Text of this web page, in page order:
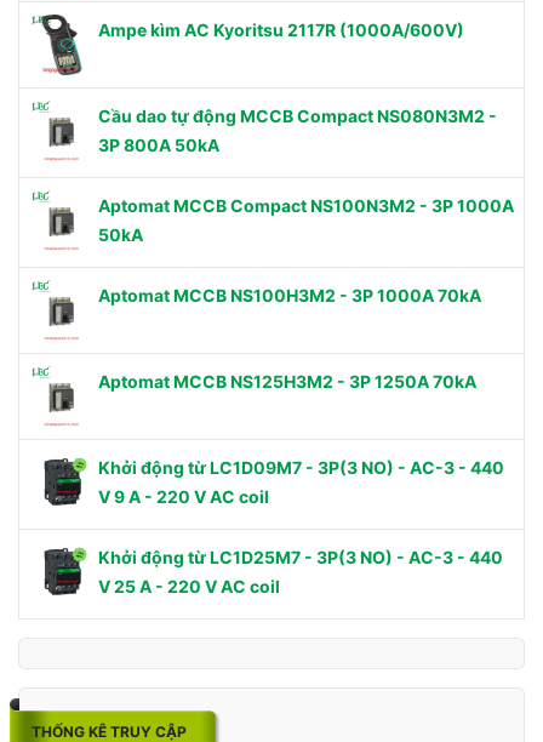
Ampe kìm AC Kyoritsu 2117R (1000A/600V)
Cầu dao tự động MCCB Compact NS080N3M2 -
3P 800A 50kA
Aptomat MCCB Compact NS100N3M2 - 3P 1000A
50kA
Aptomat MCCB NS100H3M2 - 3P 1000A 70kA
Aptomat MCCB NS125H3M2 - 3P 1250A 70kA
Khởi động từ LC1D09M7 - 3P(3 NO) - AC-3 - 440
V 9 A - 220 V AC coil
Khởi động từ LC1D25M7 - 3P(3 NO) - AC-3 - 440
V 25 A - 220 V AC coil
THỐNG KÊ TRUY CẬP